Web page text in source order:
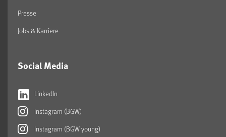
Presse
Jobs & Karriere
Social Media
LinkedIn
Instagram (BGW)
Instagram (BGW young)